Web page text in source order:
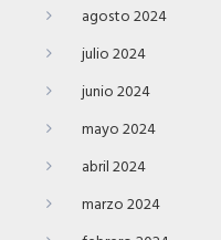
agosto 2024
julio 2024
junio 2024
mayo 2024
abril 2024
marzo 2024